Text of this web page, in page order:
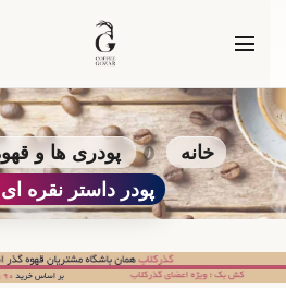
خانه
پودری ها و
پودر داستر نقره ای